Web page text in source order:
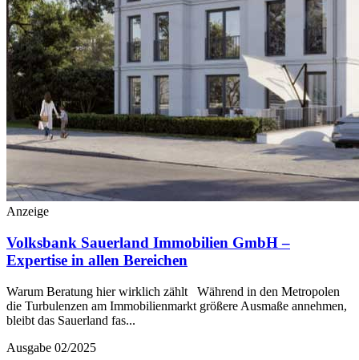
Anzeige
Volksbank Sauerland Immobilien GmbH –
Expertise in allen Bereichen
Warum Beratung hier wirklich zählt Während in den Metropolen
die Turbulenzen am Immobilienmarkt größere Ausmaße annehmen,
bleibt das Sauerland fas...
Ausgabe 02/2025